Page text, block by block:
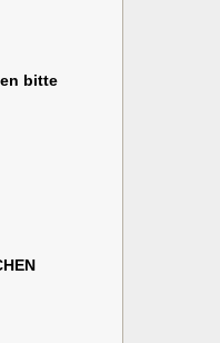
bitte